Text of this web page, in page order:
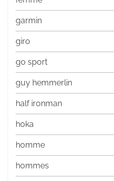
garmin
giro
go sport
guy hemmerlin
half ironman
hoka
homme
hommes